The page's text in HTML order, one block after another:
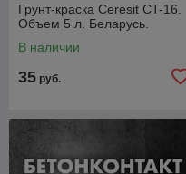
Грунт-краска Ceresit CT-16.
Объем 5 л. Беларусь.
В наличии
35 руб.